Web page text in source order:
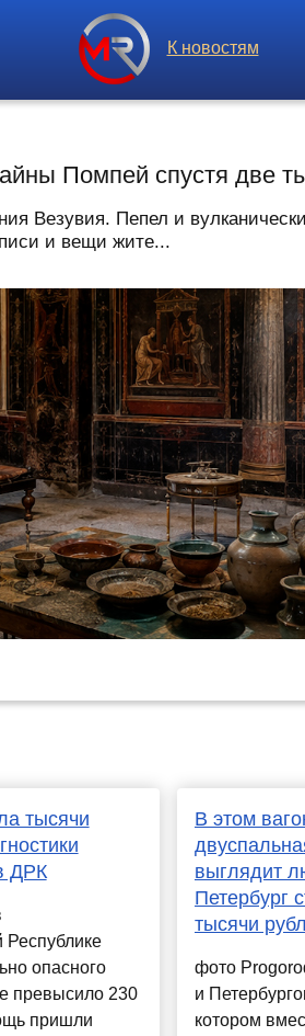
К новостям
Помпей спустя две
Везувия. Пепел и
и вещи жите...
тысячи
ДРК
Республике
опасного
превысило 230
пришли
В этом
выглядит
Петербург
тысячи
фото
и
котором